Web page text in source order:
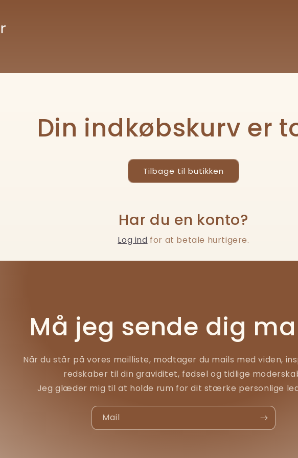
Din indkøbskurv er
Tilbage til butikken
Har du en konto?
Log ind for at betale hurtigere.
Må jeg sende dig
Når du står på vores mailliste, modtager du mails med viden,
redskaber til din graviditet, fødsel og tidlige
Jeg glæder mig til at holde rum for dit stærke personlige
Mail